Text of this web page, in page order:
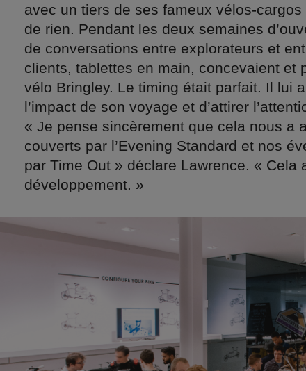
avec un tiers de ses fameux vélos-
de rien. Pendant les deux semaines
de conversations entre explorateurs et
clients, tablettes en main, concevaient et
vélo Bringley. Le timing était parfait. Il lui
l’impact de son voyage et d’attirer
« Je pense sincèrement que cela nous a
couverts par l’Evening Standard et nos
par Time Out » déclare Lawrence. « Cela
développement. »